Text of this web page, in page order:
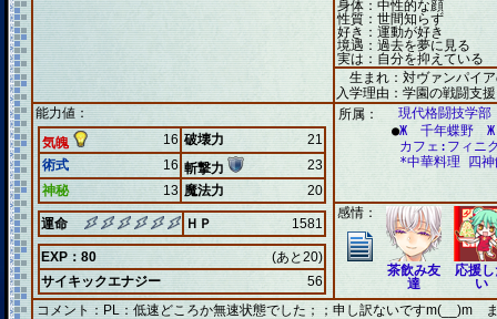
身体：中性的な顔
性質：世間知らず
好き：運動が好き
境遇：過去を夢に見る
実は：自分を抑えている
生まれ：対ヴァンパイ
入学理由：学園の戦闘支
能力値：
気魄
16 破壊力
21
術式
16 斬撃力
23
神秘
13 魔法力 20
運命 ＨＰ 1581
EXP：80
(あと20)
サイキックエナジー
56
所属：
現代格闘技学
●Ж 千年蝶野 Ж
カフェ:フィニ
*中華料理 四
感情：
茶飲み友
達
応援
い
コメント： PL：低速どころか無速状態でした；；申し訳ないですm(__)m